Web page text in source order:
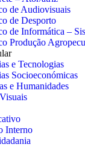
de Audiovisuais
de Desporto
de Informática –
Produção
e Tecnologias
Socioeconómicas
e Humanidades
Interno